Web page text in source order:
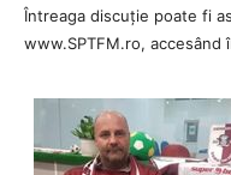
Întreaga discuție poate fi
www.SPTFM.ro, accesând